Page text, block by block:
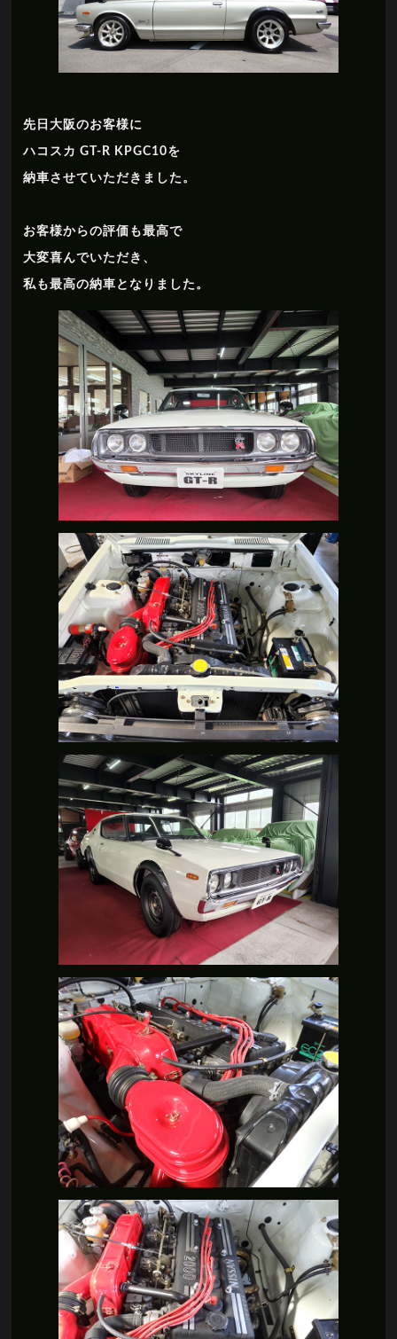
先日大阪のお客様に
ハコスカ GT-R KPGC10を
納車させていただきました。
お客様からの評価も最高で
大変喜んでいただき、
私も最高の納車となりました。